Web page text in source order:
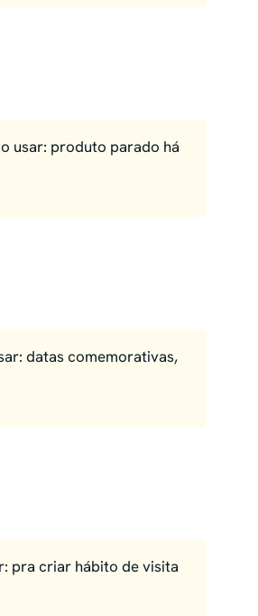
usar: produto parado há
datas comemorativas,
pra criar hábito de visita